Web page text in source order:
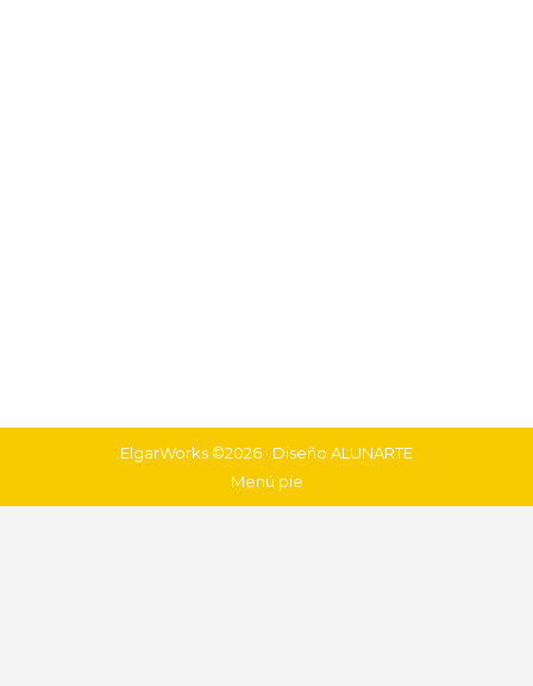
ElgarWorks ©2026 · Diseño ALUNARTE
Menú pie